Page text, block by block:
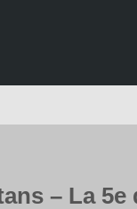
– La 5e